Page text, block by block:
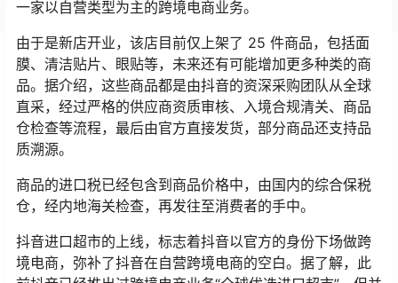
一家以自营类型为主的跨境电商业务。
由于是新店开业，该店目前仅上架了 25 件商品，包括面
膜、清洁贴片、眼贴等，未来还有可能增加更多种类的商
品。据介绍，这些商品都是由抖音的资深采购团队从全球
直采，经过严格的供应商资质审核、入境合规清关、商品
仓检查等流程，最后由官方直接发货，部分商品还支持品
质溯源。
商品的进口税已经包含到商品价格中，由国内的综合保税
仓，经内地海关检查，再发往至消费者的手中。
抖音进口超市的上线，标志着抖音以官方的身份下场做跨
境电商，弥补了抖音在自营跨境电商的空白。据了解，此